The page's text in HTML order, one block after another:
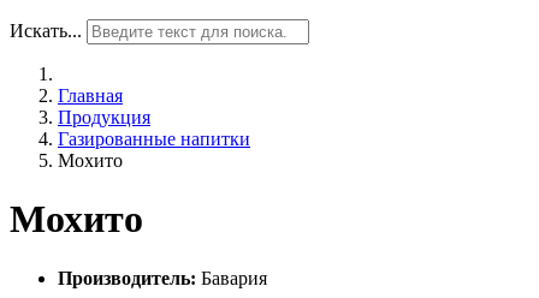
Искать...
Главная
Продукция
Газированные напитки
Мохито
Мохито
Производитель: Бавария